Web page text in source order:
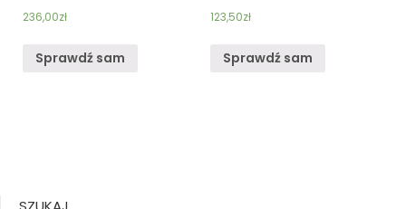
236,00zł
Sprawdź sam
123,50zł
Sprawdź sam